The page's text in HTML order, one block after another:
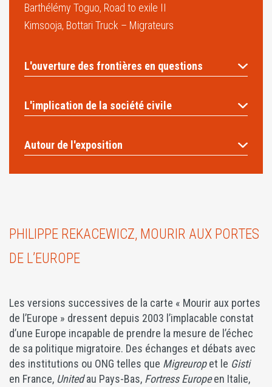
Barthélémy Toguo, Road to exile II
Kimsooja, Bottari Truck – Migrateurs
L'ouverture des frontières en questions
L'implication de la société civile
Autour de l'exposition
PHILIPPE REKACEWICZ, MOURIR AUX PORTES
DE L’EUROPE
Les versions successives de la carte « Mourir aux portes
de l’Europe » dressent depuis 2003 l’implacable constat
d’une Europe incapable de prendre la mesure de l’échec
de sa politique migratoire. Des échanges et débats avec
des institutions ou ONG telles que Migreuropet le Gisti
en France, Unitedau Pays-Bas, Fortress Europeen Italie,